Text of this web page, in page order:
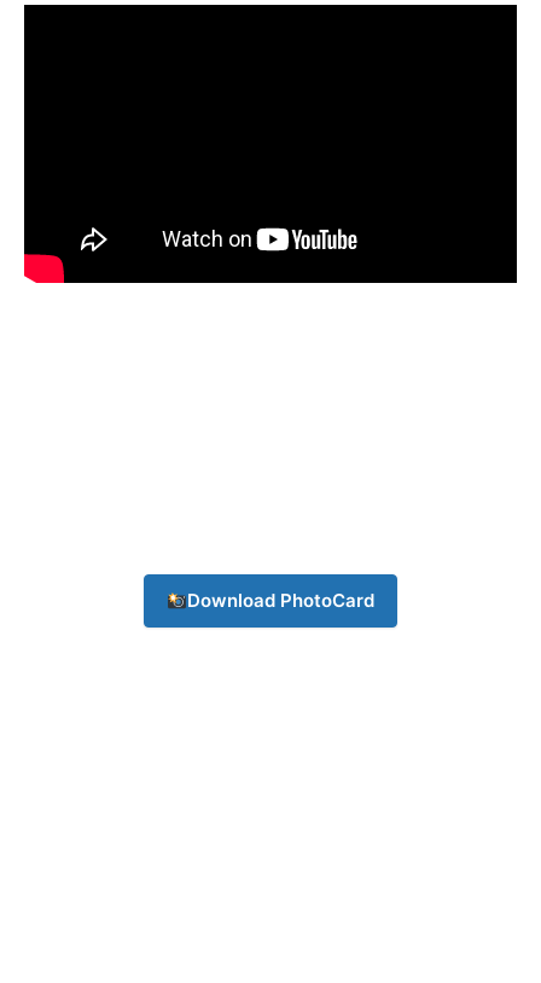
About
Contact us
Download PhotoCard